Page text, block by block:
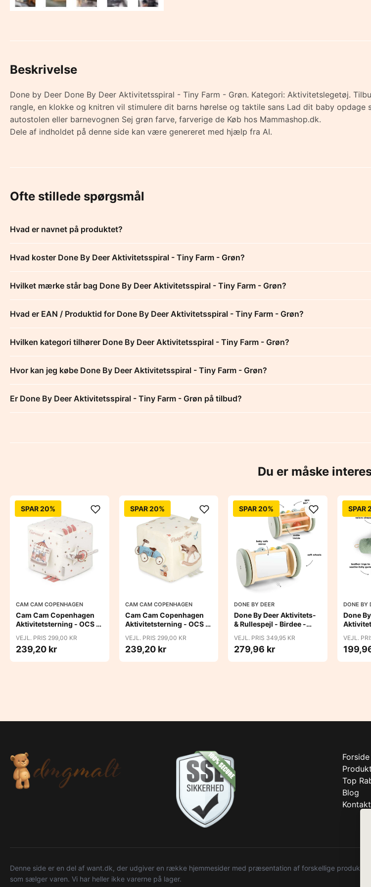
Beskrivelse
Done by Deer Done By Deer Aktivitetsspiral - Tiny Farm - Grøn. Kategori: Aktivitetslegetøj.
rangle, en klokke og knitren vil stimulere dit barns hørelse og taktile sans Lad dit baby
autostolen eller barnevognen Sej grøn farve, farverige de Køb hos Mammashop.dk.
Dele af indholdet på denne side kan være genereret med hjælp fra AI.
Ofte stillede spørgsmål
Hvad er navnet på produktet?
Hvad koster Done By Deer Aktivitetsspiral - Tiny Farm - Grøn?
Hvilket mærke står bag Done By Deer Aktivitetsspiral - Tiny Farm - Grøn?
Hvad er EAN / Produktid for Done By Deer Aktivitetsspiral - Tiny Farm - Grøn?
Hvilken kategori tilhører Done By Deer Aktivitetsspiral - Tiny Farm - Grøn?
Hvor kan jeg købe Done By Deer Aktivitetsspiral - Tiny Farm - Grøn?
Er Done By Deer Aktivitetsspiral - Tiny Farm - Grøn på tilbud?
Du er måske
SPAR 20%
CAM CAM COPENHAGEN
Cam Cam Copenhagen
Aktivitetsterning - OCS -
VEJL. PRIS 299,00 KR
239,20 kr
SPAR 20%
CAM CAM COPENHAGEN
Cam Cam Copenhagen
Aktivitetsterning - OCS -
VEJL. PRIS 299,00 KR
239,20 kr
SPAR 20%
DONE BY DEER
Done By Deer Aktivitets-
& Rullespejl - Birdee -
VEJL. PRIS 349,95 KR
279,96 kr
SPAR
DONE BY
Done
VEJL.
Forside
Top
Blog
Kontakt
Denne side er en del af want.dk, der udgiver en række hjemmesider med præsentation af forskellige
som sælger varen. Vi har heller ikke varerne på lager.